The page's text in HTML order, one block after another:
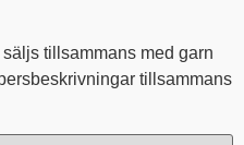
tillsammans med garn
tillsammans